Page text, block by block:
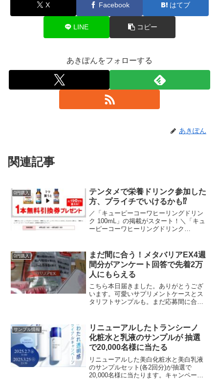
X Facebook はてブ
LINE コピー
あきぽんをフォローする
あきぽん
関連記事
0円購入
テンタメで栄養ドリンク参加した
方、プライチでいけるかも⁉
／「キューピーコーワヒーリングドリン
ク 100mL」の掲載がスタート！＼「キュ
ーピーコーワヒーリングドリンク
ちらから※参加条件等は商品詳細ページ
をご確認ください...
0円購入
まだ間に合う！メタバリアEX4週
間分がアンケート回答で先着2万
人にもらえる
こちら本日届きました。ありがとうござ
います。可愛いサプリメントケースとス
タリフトサンプルも。まだ応募間に合い
フィルムログインですぐ申し込めます。
17：40間に合いま...
サンプル情報
リニューアルしたトランシーノ
化粧水と乳液のサンプルが 抽選
で20,000名様に当たる
リニューアルした美白化粧水と美白乳液
のサンプルセット(各2回分)が抽選で
20,000名様に当たります。キャンペーン